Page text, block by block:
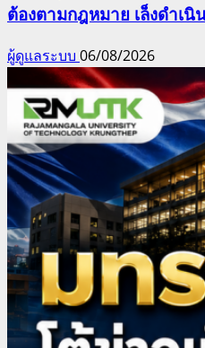
ต้องตามกฎหมาย เล็งดำเ
ผู้ดูแลระบบ 06/08/2026